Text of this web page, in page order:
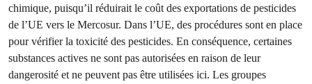
chimique, puisqu’il réduirait le coût des exportations de pesticides
de l’UE vers le Mercosur. Dans l’UE, des procédures sont en place
pour vérifier la toxicité des pesticides. En conséquence, certaines
substances actives ne sont pas autorisées en raison de leur
dangerosité et ne peuvent pas être utilisées ici. Les groupes